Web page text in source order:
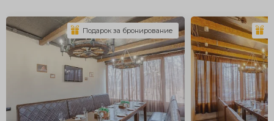
Подарок за бронирование